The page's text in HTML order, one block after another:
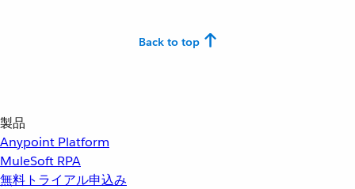
Back to top
製品
Anypoint Platform
MuleSoft RPA
無料トライアル申込み